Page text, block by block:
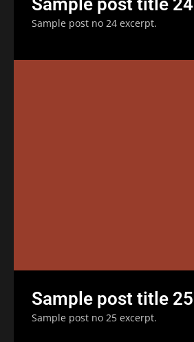
Sample post no 24 excerpt.
Sample post title 25
Sample post no 25 excerpt.